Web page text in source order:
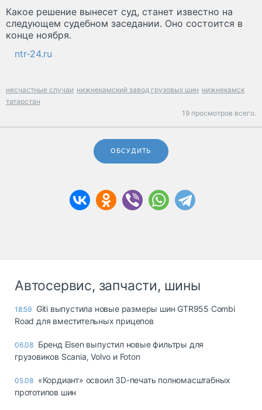
Какое решение вынесет суд, станет известно на
следующем судебном заседании. Оно состоится в
конце ноября.
ntr-24.ru
несчастные случаи нижнекамский завод грузовых шин нижнекамск
татарстан
19 просмотров всего.
ОБСУДИТЬ
Автосервис, запчасти, шины
18:59 Giti выпустила новые размеры шин GTR955 Combi
Road для вместительных прицепов
06.08 Бренд Eisen выпустил новые фильтры для
грузовиков Scania, Volvo и Foton
05.08 «Кордиант» освоил 3D-печать полномасштабных
прототипов шин